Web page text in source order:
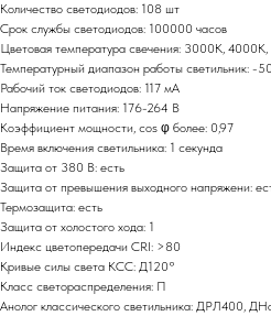
Количество светодиодов: 108 шт
Срок службы светодиодов: 100000 часов
Цветовая температура свечения: 3000К,
Температурный диапазон работы светильник: -
Рабочий ток светодиодов: 117 мА
Напряжение питания: 176-264 В
Коэффициент мощности, cos φ более: 0,97
Время включения светильника: 1 секунда
Защита от 380 В: есть
Защита от превышения выходного напряжени:
Термозащита: есть
Защита от холостого хода: 1
Индекс цветопередачи СRI: >80
Кривые силы света КСС: Д120°
Класс светораспределения: П
Анолог классического светильника: ДРЛ400,